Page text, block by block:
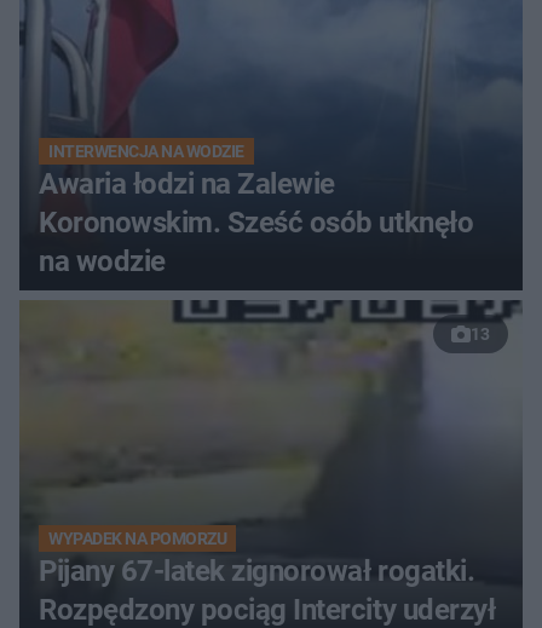
INTERWENCJA NA WODZIE
Awaria łodzi na Zalewie
Koronowskim. Sześć osób utknęło
na wodzie
13
WYPADEK NA POMORZU
Pijany 67-latek zignorował rogatki.
Rozpędzony pociąg Intercity uderzył